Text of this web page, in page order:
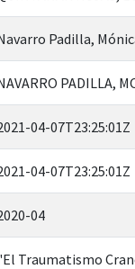
Padilla,
PADILLA,
04-07T23:25:01Z
04-07T23:25:01Z
04
Traumatismo